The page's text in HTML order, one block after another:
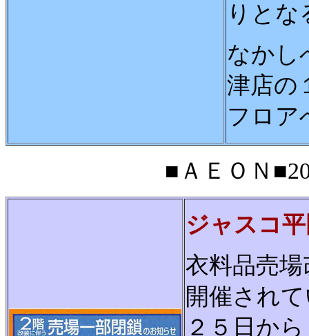
りとな
なかし
津店の
フロア
■ＡＥＯＮ
ジャスコ
衣料品売
開催され
２５日か